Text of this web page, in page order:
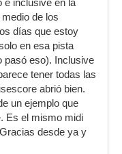
e inclusive en la
de los
días que estoy
en esa pista
pasó eso). Inclusive
tener todas las
abrió bien.
un ejemplo que
Es el mismo midi
desde ya y